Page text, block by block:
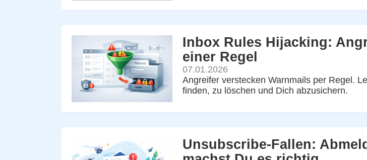
Inbox Rules Hijacking:
einer Regel
07.01.2026
Angreifer verstecken Warnmails per Regel.
finden, zu löschen und Dich abzusichern.
Unsubscribe-Fallen: